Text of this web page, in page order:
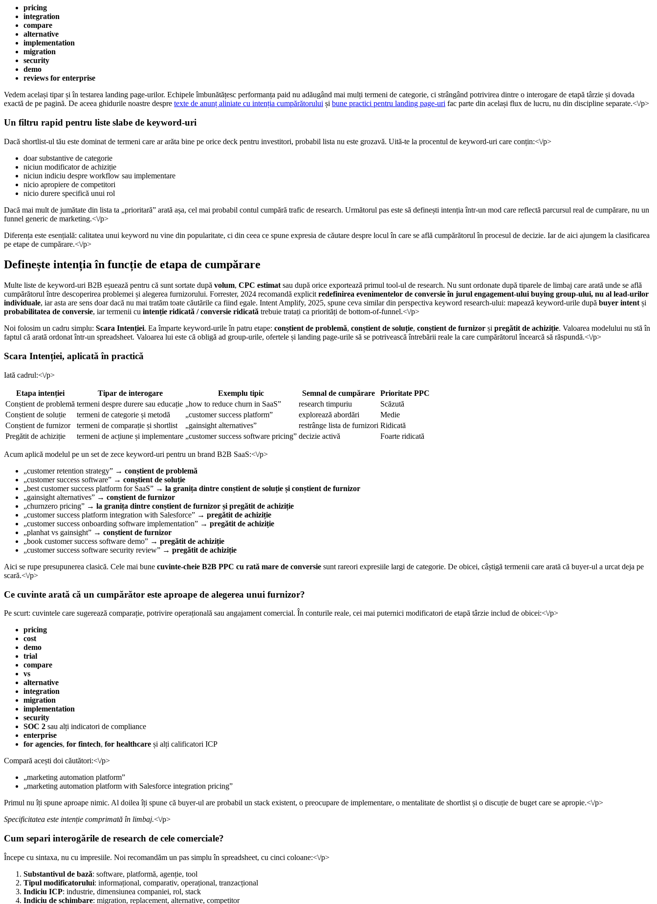
pricing
integration
compare
alternative
implementation
migration
security
demo
reviews for enterprise
Vedem același tipar și în testarea landing page-urilor. Echipele îmbunătățesc performanța paid nu adăugând mai mulți termeni de categorie, ci strângând potrivirea dintre o interogare de etapă târzie și dovada
exactă de pe pagină. De aceea ghidurile noastre despre texte de anunț aliniate cu intenția cumpărătorului și bune practici pentru landing page-uri fac parte din același flux de lucru, nu din discipline separate.<\/p>
Un filtru rapid pentru liste slabe de keyword-uri
Dacă shortlist-ul tău este dominat de termeni care ar arăta bine pe orice deck pentru investitori, probabil lista nu este grozavă. Uită-te la procentul de keyword-uri care conțin:<\/p>
doar substantive de categorie
niciun modificator de achiziție
niciun indiciu despre workflow sau implementare
nicio apropiere de competitori
nicio durere specifică unui rol
Dacă mai mult de jumătate din lista ta „prioritară” arată așa, cel mai probabil contul cumpără trafic de research. Următorul pas este să definești intenția într-un mod care reflectă parcursul real de cumpărare, nu un
funnel generic de marketing.<\/p>
Diferența este esențială: calitatea unui keyword nu vine din popularitate, ci din ceea ce spune expresia de căutare despre locul în care se află cumpărătorul în procesul de decizie. Iar de aici ajungem la clasificarea
pe etape de cumpărare.<\/p>
Definește intenția în funcție de etapa de cumpărare
Multe liste de keyword-uri B2B eșuează pentru că sunt sortate după volum, CPC estimat sau după orice exportează primul tool-ul de research. Nu sunt ordonate după tiparele de limbaj care arată unde se află
cumpărătorul între descoperirea problemei și alegerea furnizorului. Forrester, 2024 recomandă explicit redefinirea evenimentelor de conversie în jurul engagement-ului buying group-ului, nu al lead-urilor
individuale, iar asta are sens doar dacă nu mai tratăm toate căutările ca fiind egale. Intent Amplify, 2025, spune ceva similar din perspectiva keyword research-ului: mapează keyword-urile după buyer intent și
probabilitatea de conversie, iar termenii cu intenție ridicată / conversie ridicată trebuie tratați ca priorități de bottom-of-funnel.<\/p>
Noi folosim un cadru simplu: Scara Intenției. Ea împarte keyword-urile în patru etape: conștient de problemă, conștient de soluție, conștient de furnizor și pregătit de achiziție. Valoarea modelului nu stă în
faptul că arată ordonat într-un spreadsheet. Valoarea lui este că obligă ad group-urile, ofertele și landing page-urile să se potrivească întrebării reale la care cumpărătorul încearcă să răspundă.<\/p>
Scara Intenției, aplicată în practică
Iată cadrul:<\/p>
Etapa intenției Tipar de interogare Exemplu tipic Semnal de cumpărare
Prioritate PPC
Conștient de problemă termeni despre durere sau educație „how to reduce churn in SaaS” research timpuriu
Scăzută
Conștient de soluție
termeni de categorie și metodă „customer success platform” explorează abordări
Medie
Conștient de furnizor
termeni de comparație și shortlist „gainsight alternatives” restrânge lista de furnizori Ridicată
Pregătit de achiziție
termeni de acțiune și implementare „customer success software pricing” decizie activă Foarte ridicată
Acum aplică modelul pe un set de zece keyword-uri pentru un brand B2B SaaS:<\/p>
„customer retention strategy” → conștient de problemă
„customer success software” → conștient de soluție
„best customer success platform for SaaS” → la granița dintre conștient de soluție și conștient de furnizor
„gainsight alternatives” → conștient de furnizor
„churnzero pricing” → la granița dintre conștient de furnizor și pregătit de achiziție
„customer success platform integration with Salesforce” → pregătit de achiziție
„customer success onboarding software implementation” → pregătit de achiziție
„planhat vs gainsight” → conștient de furnizor
„book customer success software demo” → pregătit de achiziție
„customer success software security review” → pregătit de achiziție
Aici se rupe presupunerea clasică. Cele mai bune cuvinte-cheie B2B PPC cu rată mare de conversie sunt rareori expresiile largi de categorie. De obicei, câștigă termenii care arată că buyer-ul a urcat deja pe
scară.<\/p>
Ce cuvinte arată că un cumpărător este aproape de alegerea unui furnizor?
Pe scurt: cuvintele care sugerează comparație, potrivire operațională sau angajament comercial. În conturile reale, cei mai puternici modificatori de etapă târzie includ de obicei:<\/p>
pricing
cost
demo
trial
compare
vs
alternative
integration
migration
implementation
security
SOC 2 sau alți indicatori de compliance
enterprise
for agencies, for fintech, for healthcare și alți calificatori ICP
Compară acești doi căutători:<\/p>
„marketing automation platform”
„marketing automation platform with Salesforce integration pricing”
Primul nu îți spune aproape nimic. Al doilea îți spune că buyer-ul are probabil un stack existent, o preocupare de implementare, o mentalitate de shortlist și o discuție de buget care se apropie.<\/p>
Specificitatea este intenție comprimată în limbaj.<\/p>
Cum separi interogările de research de cele comerciale?
Începe cu sintaxa, nu cu impresiile. Noi recomandăm un pas simplu în spreadsheet, cu cinci coloane:<\/p>
Substantivul de bază: software, platformă, agenție, tool
Tipul modificatorului: informațional, comparativ, operațional, tranzacțional
Indiciu ICP: industrie, dimensiunea companiei, rol, stack
Indiciu de schimbare: migration, replacement, alternative, competitor